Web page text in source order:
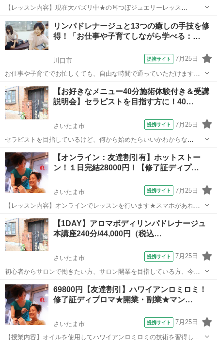
【レッスン内容】現在大バズリ中★の耳つぼジュエリーレッス
ン！！！キラキラ輝いた綺麗なストーンがついた耳ツボジュエリー
で、相手も自分も綺麗にしてみませんか？（少人数制）レッスン当
日、ご自身に10粒装着してお帰りいただけます！2...
埼玉 さいたま市 マッサージ
リンパドレナージュと13つの癒しの手技を修
得！「お仕事や子育てしながら学べる：…
川口市 提携サイト 7月25日
お仕事や子育てでお忙しくても、自由な時間で通っていただけます。
開業経験のある講師陣から、“本物の癒す技術”を学び、 手に職をつけ
られる技術と知識をマイペースで修得できます。 －受講できる講座－
★実技 リンパドレナージ...
埼玉 川口市 マッサージ
【お好きなメニュー40分施術体験付き＆受講
説明会】セラピストを目指す方に！40…
さいたま市 提携サイト 7月25日
セラピストを目指しているけど、何から始めたらいいかわからな
い・・・という方の為の体験付き＆講座説明会！ 入学する前に、ご希
望する講座説明と、お好きな施術を選んでいただき、40分の施術を講
師が担当し、受講者様に施術を受けて頂き...
埼玉 さいたま市 マッサージ
【オンライン：友達割引有】ホットストー
ン！１日完結28000円！【修了証ディプ…
さいたま市 提携サイト 7月25日
【レッスン内容】オンラインでレッスンを行います★スマホがあれば
OKです！専用のストーンとオイルを用いて行います。レッスンは学科
と実技を行い、安全性を重視した内容になっておりオリジナルテクニ
ックも追加！温熱効果で心も身体もリラ...
埼玉 さいたま市 マッサージ
【1DAY】アロマボディリンパドレナージュ
本講座240分/44,000円（税込…
さいたま市 提携サイト 7月25日
初心者からサロンで働きたい方、サロン開業を目指している方、今の
技術を更にスキルアップしたい方向けのコースとなっております。 ●
アロマトリートメント座学 ●うつ伏せ足 ●うつ伏せ上半身 ●仰向け
足・腕 ●デコルテ まで全身の技...
埼玉 さいたま市 マッサージ
69800円【友達割引】ハワイアンロミロミ！
修了証ディプロマ★開業・副業★マン…
さいたま市 提携サイト 7月25日
【授業内容】オイルを使用してハワイアンロミロミの技術を習得しま